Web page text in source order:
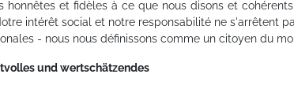
honnêtes et fidèles à ce que nous disons et
intérêt social et notre responsabilité ne s'arrêtent
- nous nous définissons comme un citoyen du
und wertschätzendes